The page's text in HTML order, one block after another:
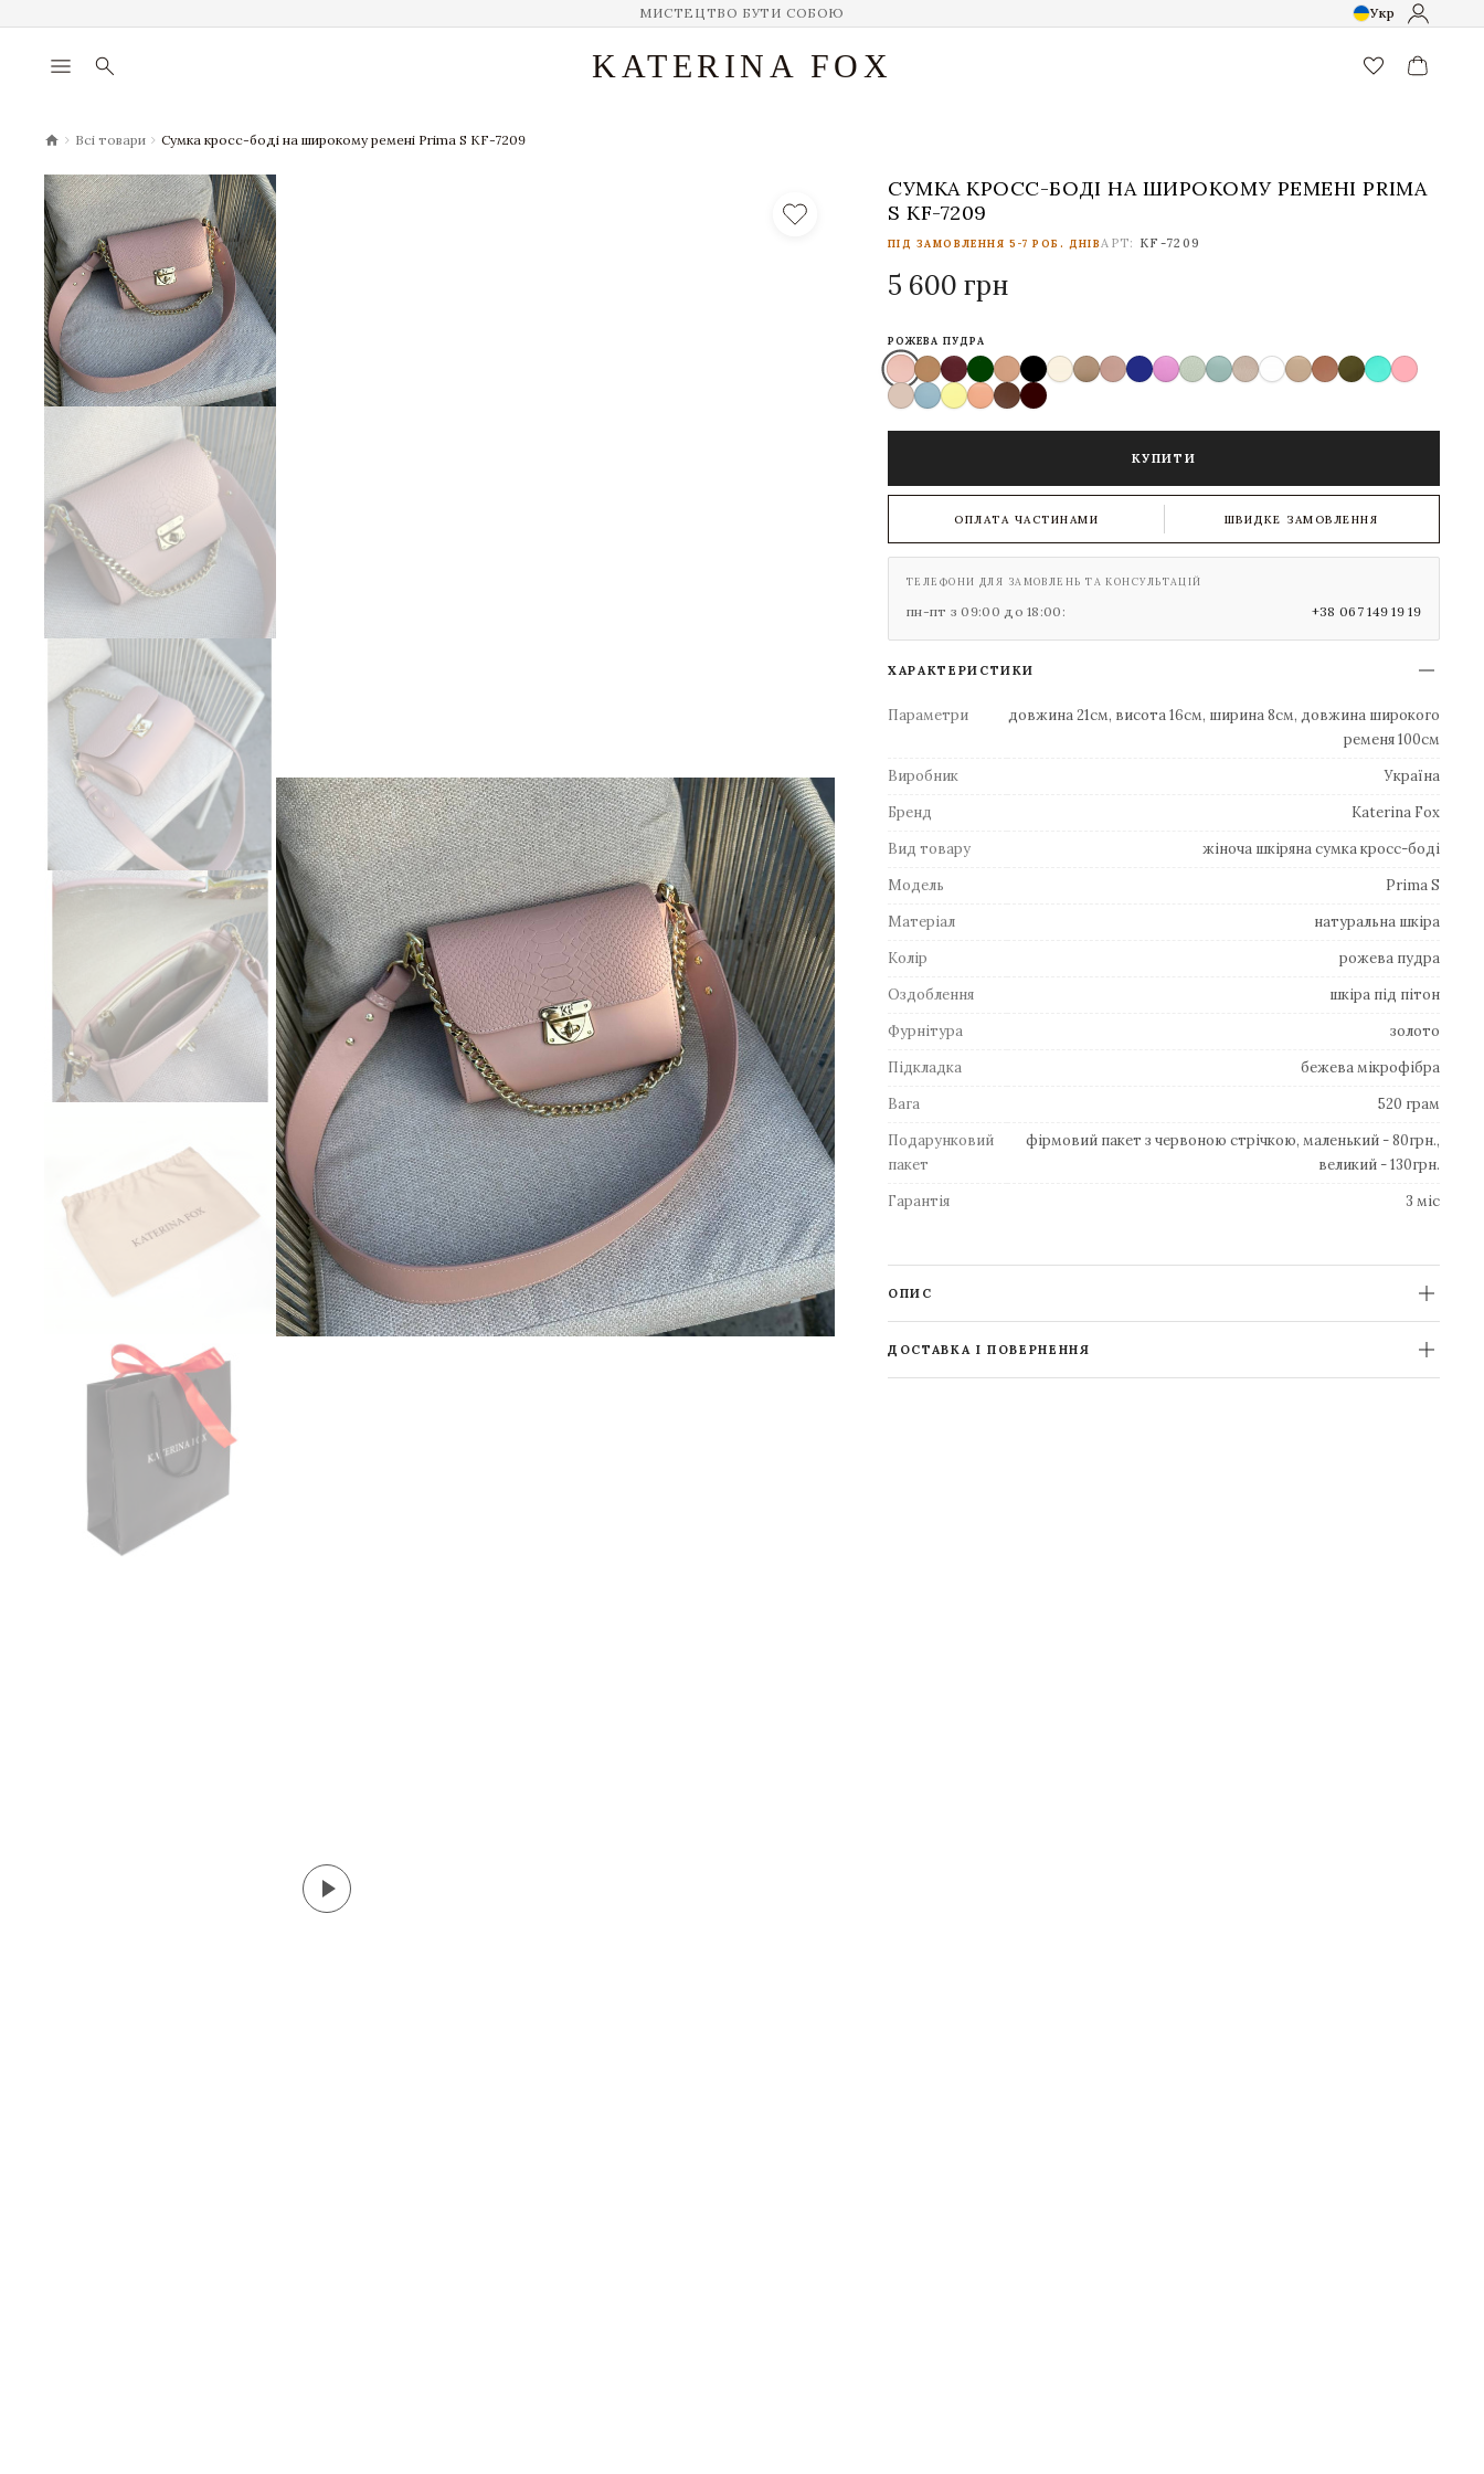
МИСТЕЦТВО БУТИ СОБОЮ Укр
menu search KATERINA FOX favorite_border
chevron_right Всі товари chevron_right Сумка кросс-боді на широкому ремені Prima S KF-7209
СУМКА КРОСС-БОДІ НА ШИРОКОМУ РЕМЕНІ PRIMA
S KF-7209
ПІД ЗАМОВЛЕННЯ 5-7 РОБ. ДНІВ АРТ: KF-7209
5 600 грн
РОЖЕВА ПУДРА
КУПИТИ
ОПЛАТА ЧАСТИНАМИ ШВИДКЕ ЗАМОВЛЕННЯ
ТЕЛЕФОНИ ДЛЯ ЗАМОВЛЕНЬ ТА КОНСУЛЬТАЦІЙ
пн-пт з 09:00 до 18:00: +38 067 149 19 19
ХАРАКТЕРИСТИКИ
Параметри
довжина 21см, висота 16см, ширина 8см, довжина широкого
ременя 100см
Виробник
Україна
Бренд
Katerina Fox
Вид товару
жіноча шкіряна сумка кросс-боді
Модель
Prima S
Матеріал
натуральна шкіра
Колір
рожева пудра
Оздоблення
шкіра під пітон
Фурнітура
золото
Підкладка
бежева мікрофібра
Вага
520 грам
Подарунковий
пакет
фірмовий пакет з червоною стрічкою, маленький - 80грн.,
великий - 130грн.
Гарантія
3 міс
ОПИС
ДОСТАВКА І ПОВЕРНЕННЯ